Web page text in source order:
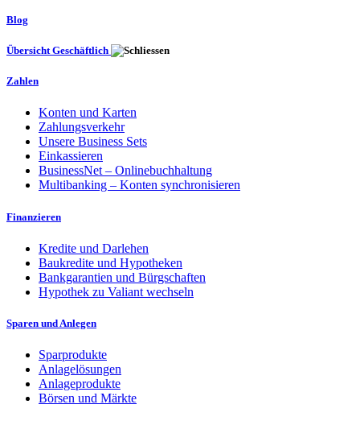
Blog
Übersicht Geschäftlich
Zahlen
Konten und Karten
Zahlungsverkehr
Unsere Business Sets
Einkassieren
BusinessNet – Onlinebuchhaltung
Multibanking – Konten synchronisieren
Finanzieren
Kredite und Darlehen
Baukredite und Hypotheken
Bankgarantien und Bürgschaften
Hypothek zu Valiant wechseln
Sparen und Anlegen
Sparprodukte
Anlagelösungen
Anlageprodukte
Börsen und Märkte